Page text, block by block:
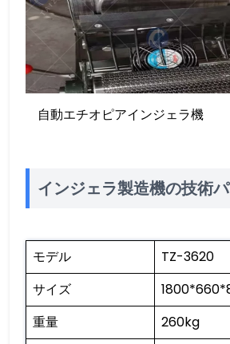
自動エチオピアインジェラ機
インジェラ製造機の技術
モデル TZ-3620
サイズ
重量
260kg